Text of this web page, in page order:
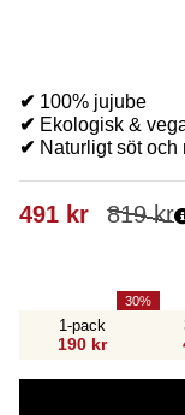
✔ 100% jujube
✔ Ekologisk &
✔ Naturligt söt och
819kr
491 kr
1-pack
190 kr
30